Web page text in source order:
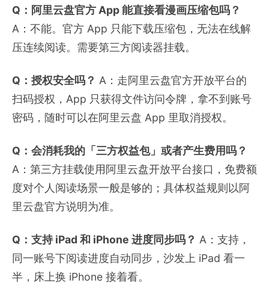
Q：阿里云盘官方 App 能直接看漫画压缩包吗？
A：不能。官方 App 只能下载压缩包，无法在线解
压连续阅读。需要第三方阅读器挂载。
Q：授权安全吗？ A：走阿里云盘官方开放平台的
扫码授权，App 只获得文件访问令牌，拿不到账号
密码，随时可以在阿里云盘 App 里取消授权。
Q：会消耗我的「三方权益包」或者产生费用吗？
A：第三方挂载使用阿里云盘开放平台接口，免费额
度对个人阅读场景一般是够的；具体权益规则以阿
里云盘官方说明为准。
Q：支持 iPad 和 iPhone 进度同步吗？ A：支持，
同一账号下阅读进度自动同步，沙发上 iPad 看一
半，床上换 iPhone 接着看。